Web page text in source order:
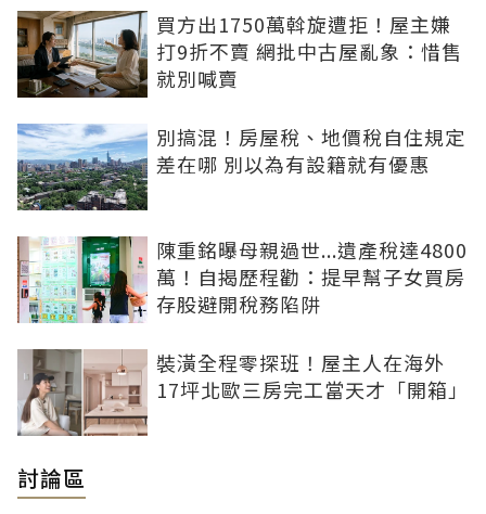
買方出1750萬斡旋遭拒！屋主嫌
打9折不賣 網批中古屋亂象：惜售
就別喊賣
別搞混！房屋稅、地價稅自住規定
差在哪 別以為有設籍就有優惠
陳重銘曝母親過世...遺產稅達4800
萬！自揭歷程勸：提早幫子女買房
存股避開稅務陷阱
裝潢全程零探班！屋主人在海外
17坪北歐三房完工當天才「開箱」
討論區